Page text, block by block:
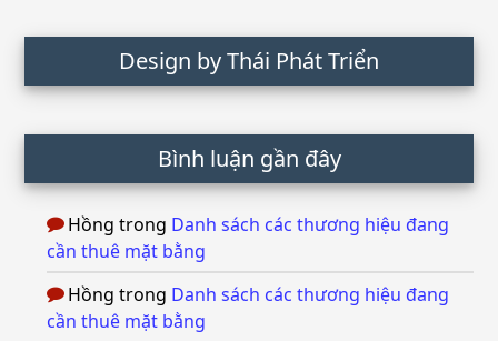
Design by Thái Phát Triển
Bình luận gần đây
Hồng trong Danh sách các thương hiệu đang
cần thuê mặt bằng
Hồng trong Danh sách các thương hiệu đang
cần thuê mặt bằng